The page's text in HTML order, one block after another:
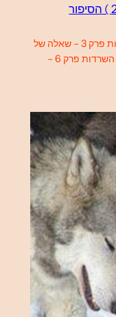
הזאבה המנודה (ינואר 2021 ) הסיפור
פרק 1 – מפגש מקרי פרק 2 – מציירת רגשות פרק 3 – שאלה של
אמון פרק 4 – התקרבות פרק 5 – מלחמת השרדות פרק 6 –